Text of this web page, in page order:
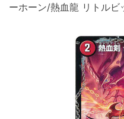
ーホーン/熱血龍 リトルビ